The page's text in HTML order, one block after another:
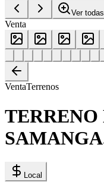
Ver
Venta
VentaTerrenos
TERRENO
Local